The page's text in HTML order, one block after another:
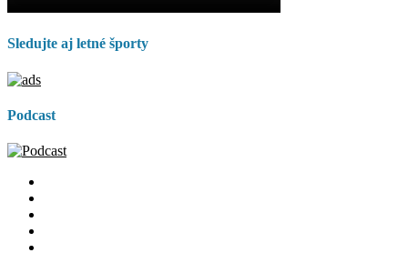
Sledujte aj letné športy
Podcast